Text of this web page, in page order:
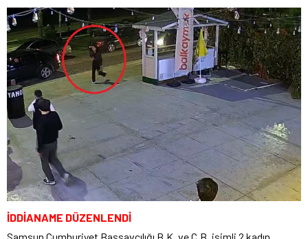
İDDİANAME DÜZENLENDİ
Samsun Cumhuriyet Başsavcılığı B.K. ve C.B. isimli 2 kadın